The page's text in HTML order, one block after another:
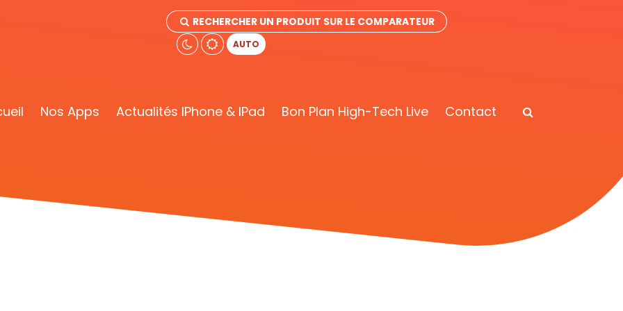
RECHERCHER UN PRODUIT SUR LE COMPARATEUR
AUTO
Nos Apps Actualités IPhone & IPad Bon Plan High-Tech Live Contact